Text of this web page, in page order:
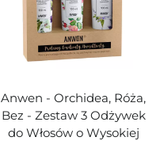
Anwen - Orchidea, Róża,
Bez - Zestaw 3 Odżywek
do Włosów o Wysokiej